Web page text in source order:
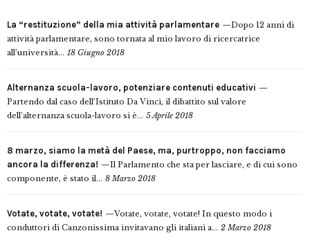
La “restituzione” della mia attività parlamentare
Dopo 12 anni di
attività parlamentare, sono tornata al mio lavoro di ricercatrice
all’università... 18 Giugno 2018
Alternanza scuola-lavoro, potenziare contenuti educativi
Partendo dal caso dell’Istituto Da Vinci, il dibattito sul valore
dell’alternanza scuola-lavoro si è... 5 Aprile 2018
8 marzo, siamo la metà del Paese, ma, purtroppo, non facciamo
ancora la differenza!
Il Parlamento che sta per lasciare, e di cui sono
componente, è stato il... 8 Marzo 2018
Votate, votate, votate!
Votate, votate, votate! In questo modo i
conduttori di Canzonissima invitavano gli italiani a... 2 Marzo 2018